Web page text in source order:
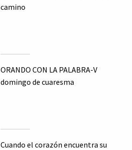
camino
ORANDO CON LA PALABRA-V
domingo de cuaresma
Cuando el corazón encuentra su